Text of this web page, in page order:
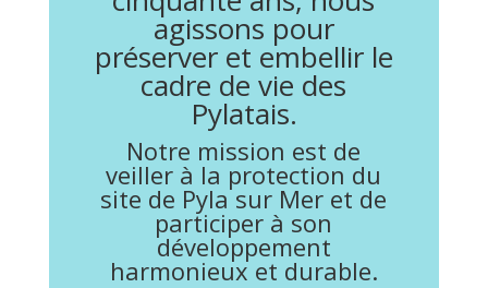
agissons pour
préserver et embellir le
cadre de vie des
Pylatais.
Notre mission est de
veiller à la protection du
site de Pyla sur Mer et de
participer à son
développement
harmonieux et durable.